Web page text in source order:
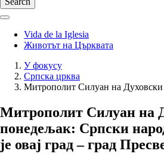
Vida de la Iglesia
Животът на Църквата
Breadcrumb
У фокусу
Српска црква
Митрополит Силуан на
Митрополит Силуан на
понедељак: Српски
је овај град – град